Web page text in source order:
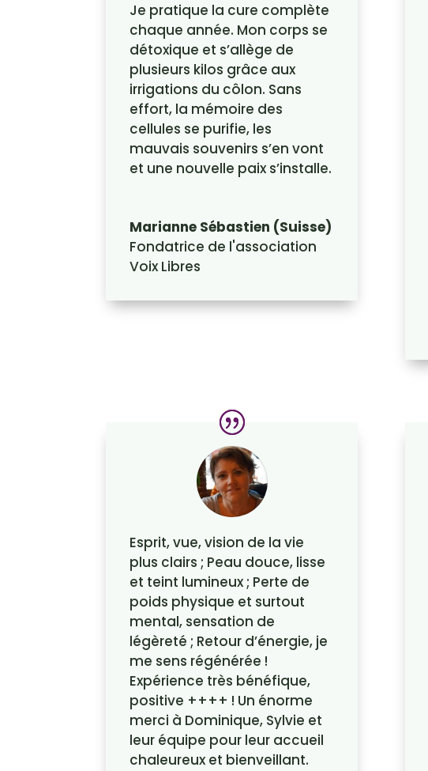
Je pratique la cure complète
chaque année. Mon corps se
détoxique et s’allège de
plusieurs kilos grâce aux
irrigations du côlon. Sans
effort, la mémoire des
cellules se purifie, les
mauvais souvenirs s’en vont
et une nouvelle paix s’installe.
Marianne Sébastien (Suisse)
Fondatrice de l'association
Voix Libres
Esprit, vue, vision de la vie
plus clairs ; Peau douce, lisse
et teint lumineux ; Perte de
poids physique et surtout
mental, sensation de
légèreté ; Retour d’énergie, je
me sens régénérée !
Expérience très bénéfique,
positive ++++ ! Un énorme
merci à Dominique, Sylvie et
leur équipe pour leur accueil
chaleureux et bienveillant.